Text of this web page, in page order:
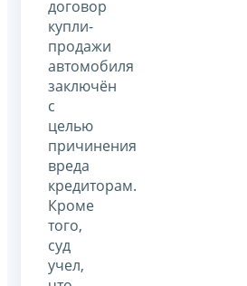
договор
купли-
продажи
автомобиля
заключён
с
целью
причинения
вреда
кредиторам.
Кроме
того,
суд
учел,